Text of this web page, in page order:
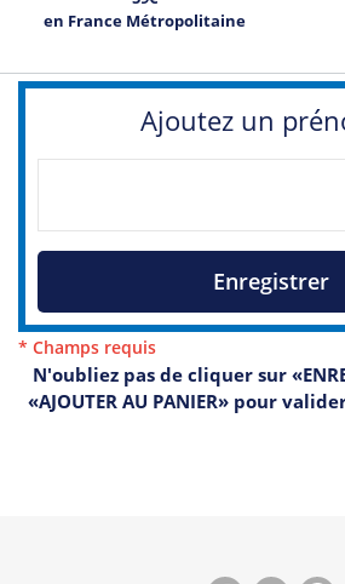
en France Métropolitaine
Ajoutez un
Enregistrer
* Champs requis
N'oubliez pas de cliquer sur
«AJOUTER AU PANIER» pour